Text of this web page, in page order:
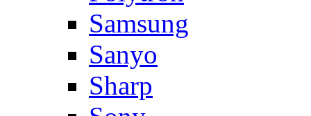
Samsung
Sanyo
Sharp